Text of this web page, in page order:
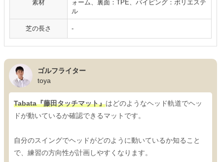
素材
ォーム、裏面：TPE、パイピング：ポリエステ
ル
芝の長さ -
ゴルフライター
toya
Tabata『藤田タッチマット』はどのようなヘッド軌道でヘッ
ドが動いているか確認できるマットです。
自分のスイングでヘッドがどのように動いているか知ること
で、練習の方向性が計画しやすくなります。